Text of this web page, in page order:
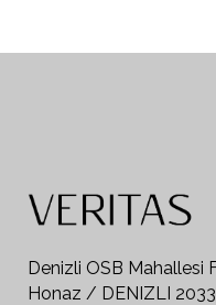
Denizli OSB Mahallesi
Honaz / DENIZLI